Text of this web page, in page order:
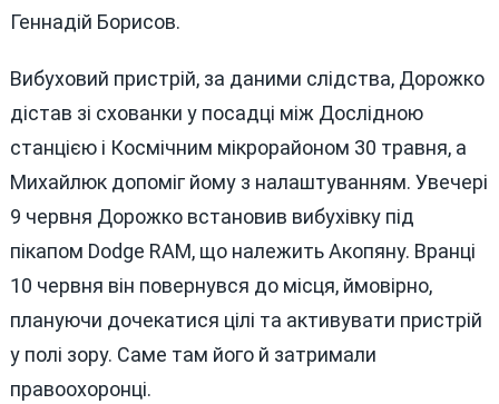
Геннадій Борисов.
Вибуховий пристрій, за даними слідства, Дорожко
дістав зі схованки у посадці між Дослідною
станцією і Космічним мікрорайоном 30 травня, а
Михайлюк допоміг йому з налаштуванням. Увечері
9 червня Дорожко встановив вибухівку під
пікапом Dodge RAM, що належить Акопяну. Вранці
10 червня він повернувся до місця, ймовірно,
плануючи дочекатися цілі та активувати пристрій
у полі зору. Саме там його й затримали
правоохоронці.